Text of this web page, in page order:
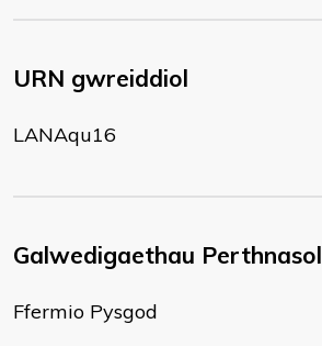
URN gwreiddiol
LANAqu16
Galwedigaethau Perthnasol
Ffermio Pysgod